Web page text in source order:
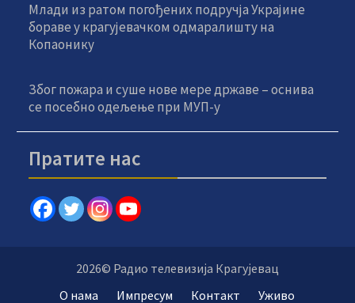
Млади из ратом погођених подручја Украјине
бораве у крагујевачком одмаралишту на
Копаонику
Због пожара и суше нове мере државе – оснива
се посебно одељење при МУП-у
Пратите нас
2026© Радио телевизија Крагујевац
О нама
Импресум Контакт Уживо